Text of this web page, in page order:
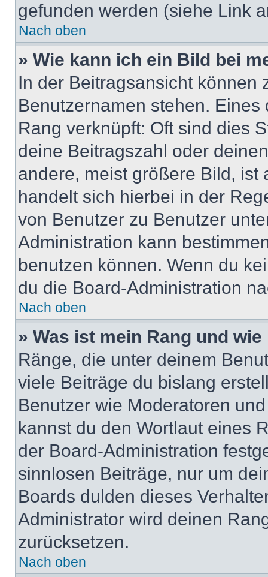
gefunden werden (siehe Link
Nach oben
» Wie kann ich ein Bild bei
In der Beitragsansicht können
Benutzernamen stehen.
Rang verknüpft: Oft sind dies
deine Beitragszahl oder
andere, meist größere Bild, ist
handelt sich hierbei in der
von Benutzer zu Benutzer
Administration kann
benutzen können. Wenn du
du die Board-Administration
Nach oben
» Was ist mein Rang und
Ränge, die unter deinem
viele Beiträge du bislang
Benutzer wie Moderatoren
kannst du den Wortlaut eines
der Board-Administration
sinnlosen Beiträge, nur um
Boards dulden dieses
Administrator wird deinen
zurücksetzen.
Nach oben